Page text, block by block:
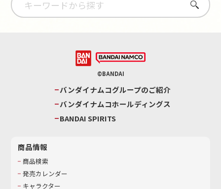
さがす
©BANDAI
バンダイナムコグループのご紹介
バンダイナムコホールディングス
BANDAI SPIRITS
商品情報
商品検索
発売カレンダー
キャラクター